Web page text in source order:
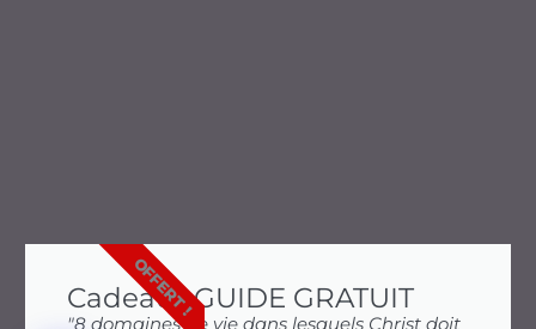
Cadeau : GUIDE GRATUIT
"8 domaines de vie dans lesquels Christ doit
OFFERT !